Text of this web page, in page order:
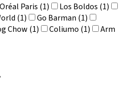
Paris (1)
Los Boldos (1)
(1)
Go Barman (1)
Chow (1) Coliumo (1)
Arm